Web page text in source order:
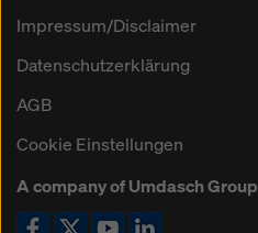
Impressum/Disclaimer
Datenschutzerklärung
AGB
Cookie Einstellungen
A company of Umdasch Group
Icon Facebook
Icon XIcon YouTube
Icon LinkedIn